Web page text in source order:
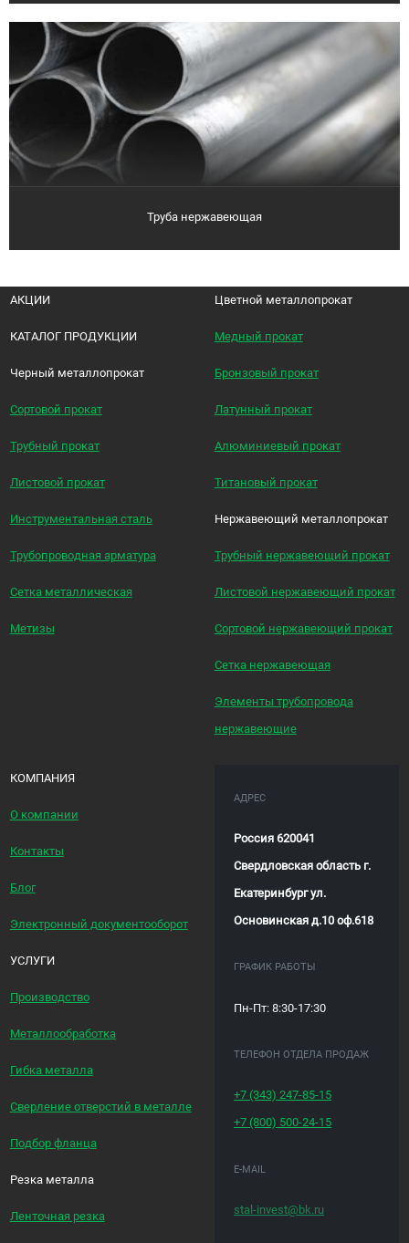
Труба нержавеющая
АКЦИИ
КАТАЛОГ ПРОДУКЦИИ
Черный металлопрокат
Сортовой прокат
Трубный прокат
Листовой прокат
Инструментальная сталь
Трубопроводная арматура
Сетка металлическая
Метизы
Цветной металлопрокат
Медный прокат
Бронзовый прокат
Латунный прокат
Алюминиевый прокат
Титановый прокат
Нержавеющий металлопрокат
Трубный нержавеющий прокат
Листовой нержавеющий прокат
Сортовой нержавеющий прокат
Сетка нержавеющая
Элементы трубопровода
нержавеющие
КОМПАНИЯ
О компании
Контакты
Блог
Электронный документооборот
УСЛУГИ
Производство
Металлообработка
Гибка металла
Сверление отверстий в металле
Подбор фланца
Резка металла
Ленточная резка
АДРЕС
Россия 620041
Свердловская область г.
Екатеринбург ул.
Основинская д.10 оф.618
ГРАФИК РАБОТЫ
Пн-Пт: 8:30-17:30
ТЕЛЕФОН ОТДЕЛА ПРОДАЖ
+7 (343) 247-85-15
+7 (800) 500-24-15
E-MAIL
stal-invest@bk.ru